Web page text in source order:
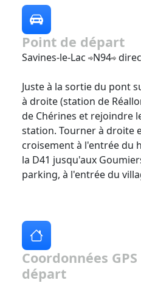
Point de départ
Savines-le-Lac N94
Juste à la sortie du pont
à droite (station de
de Chérines et rejoindre
station. Tourner à droite
croisement à l'entrée du
la D41 jusqu'aux
parking, à l'entrée du
Coordonnées
départ